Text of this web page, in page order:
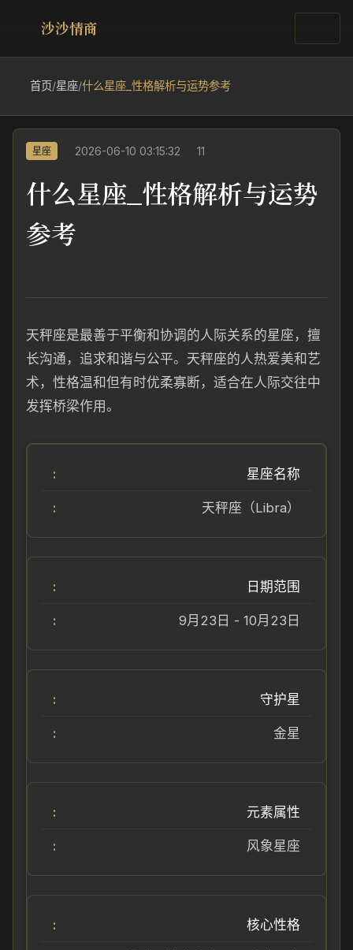
沙沙情商
首页/星座/什么星座_性格解析与运势参考
星座 2026-06-10 03:15:32 11
什么星座_性格解析与运势
参考
天秤座是最善于平衡和协调的人际关系的星座，擅
长沟通，追求和谐与公平。天秤座的人热爱美和艺
术，性格温和但有时优柔寡断，适合在人际交往中
发挥桥梁作用。
星座名称
天秤座（Libra）
日期范围
9月23日 - 10月23日
守护星
金星
元素属性
风象星座
核心性格